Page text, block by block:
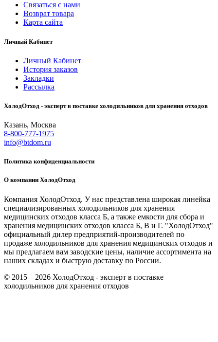
Связаться с нами
Возврат товара
Карта сайта
Личный Кабинет
Личный Кабинет
История заказов
Закладки
Рассылка
ХолодОтход - эксперт в поставке холодильников для хранения отходов
Казань, Москва
8-800-777-1975
info@btdom.ru
Политика конфиденциальности
О компании ХолодОтход
Компания ХолодОтход. У нас представлена широкая линейка
специализированных холодильников для хранения
медицинских отходов класса Б, а также емкости для сбора и
хранения медицинских отходов класса Б, В и Г. "ХолодОтход"
официальный дилер предприятий-производителей по
продаже холодильников для хранения медицинских отходов и
мы предлагаем вам заводские цены, наличие ассортимента на
наших складах и быструю доставку по России.
© 2015 – 2026 ХолодОтход - эксперт в поставке
холодильников для хранения отходов